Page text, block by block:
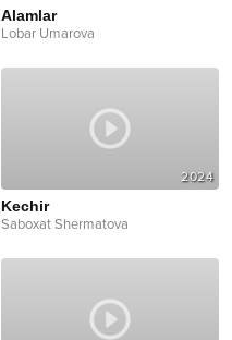
Alamlar
Lobar Umarova
2024
Kechir
Saboxat Shermatova